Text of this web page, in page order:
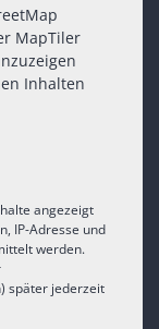
MapTiler
Inhalten
angezeigt
IP-Adresse und
werden.
später jederzeit